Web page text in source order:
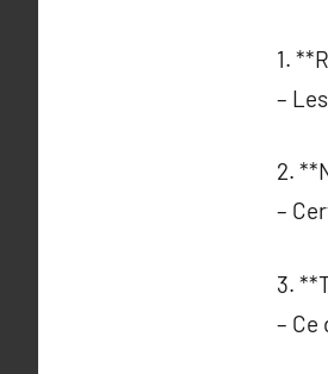
1.
–
2.
–
3.
– Ce